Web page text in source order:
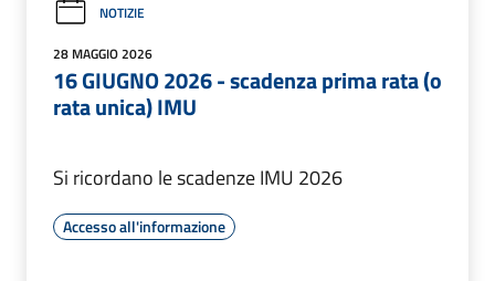
NOTIZIE
28 MAGGIO 2026
16 GIUGNO 2026 - scadenza prima rata (o
rata unica) IMU
Si ricordano le scadenze IMU 2026
Accesso all'informazione